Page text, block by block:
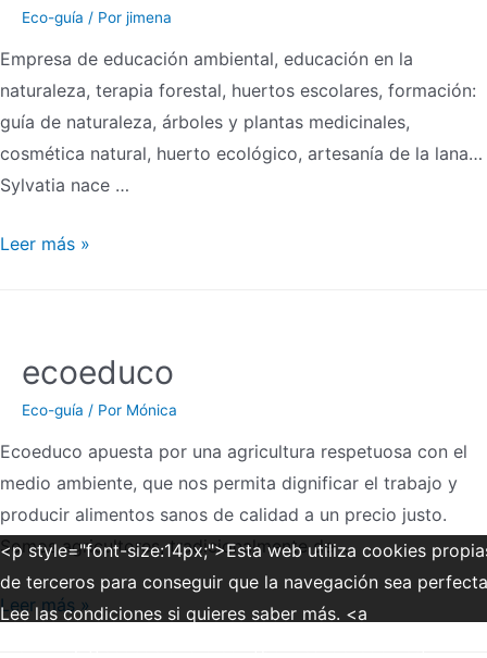
Eco-guía / Por jimena
Empresa de educación ambiental, educación en la
naturaleza, terapia forestal, huertos escolares, formación:
guía de naturaleza, árboles y plantas medicinales,
cosmética natural, huerto ecológico, artesanía de la lana…
Sylvatia nace …
Leer más »
ecoeduco
Eco-guía / Por Mónica
Ecoeduco apuesta por una agricultura respetuosa con el
medio ambiente, que nos permita dignificar el trabajo y
producir alimentos sanos de calidad a un precio justo.
Somos agricultores, tradicionalmente de …
Leer más »
<p style="font-size:14px;">Esta web utiliza cookies
de terceros para conseguir que la navegación sea
Lee las condiciones si quieres saber más. <a